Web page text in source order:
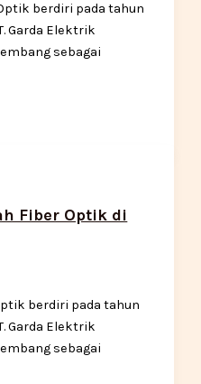
berdiri pada tahun
Garda Elektrik
sebagai
Fiber Optik di
berdiri pada tahun
Garda Elektrik
sebagai